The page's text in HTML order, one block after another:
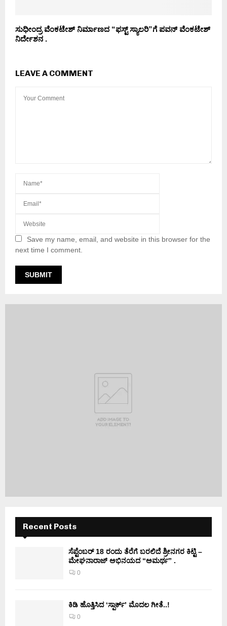
ಸುಧೀಂದ್ರ ವೆಂಕಟೇಶ್ ನಿರ್ಮಾಣದ “ಫಸ್ಟ್ ಸ್ಯಾಲರಿ”ಗೆ ಪವನ್ ವೆಂಕಟೇಶ್
ನಿರ್ದೇಶನ .
LEAVE A COMMENT
Save my name, email, and website in this browser for the
next time I comment.
Recent Posts
ಸೆಪ್ಟೆಂಬರ್ 18 ರಂದು ತೆರೆಗೆ ಬರಲಿದೆ ಶ್ರೀನಗರ ಕಿಟ್ಟಿ –
ಮೇಘನಾರಾಜ್ ಅಭಿನಯದ “ಅಮರ್ಥ” .
0
ಕಿಡಿ‌‌ ಹೊತ್ತಿಸಿದ ‘ಸ್ಪಾರ್ಕ್’ ಮೊದಲ‌ ಗೀತೆ..!
0